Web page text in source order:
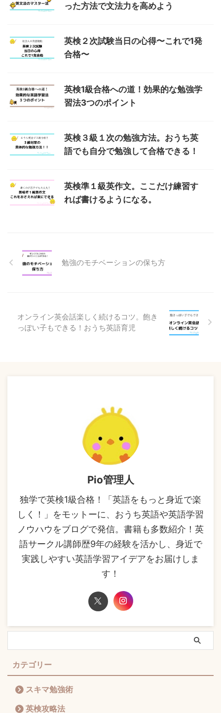
った方法で文法力を高めよう
英検２次試験当日の心得〜これで1発
合格〜
英検1級合格への道！効果的な勉強学
習法3つのポイント
英検３級１次の勉強方法。おうち英
語でも自分で勉強して合格できる！
英検準１級英作文。ここだけ練習す
れば書けるようになる。
勉強のモチベーションの保ち方
オンライン英会話楽しく続けるコツ。飽き
っぽい子もできる！おうち英語育児
Pio管理人
独学で英検1級合格！「英語をもっと身近で楽
しく！」をモットーに、おうち英語や英語学習
ノウハウをブログで発信。書籍も多数紹介！英
語サークル講師歴9年の経験を活かし、身近で
実践しやすい英語学習アイデアをお届けしま
す！
カテゴリー
スキマ勉強術
英検攻略法